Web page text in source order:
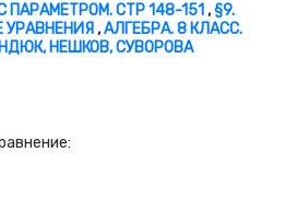
ПАРАМЕТРОМ. СТР 148-151,§9.
,АЛГЕБРА. 8 КЛАСС.
НЕШКОВ, СУВОРОВА